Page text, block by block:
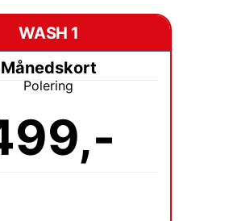
WASH 1
Månedskort
Polering